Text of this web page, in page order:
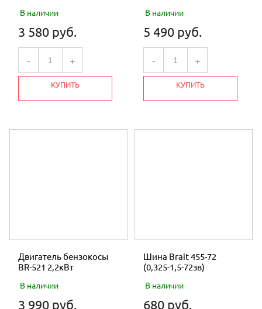
В наличии
3 580 руб.
- +
КУПИТЬ
В наличии
5 490 руб.
- +
КУПИТЬ
Двигатель бензокосы
BR-521 2,2кВт
В наличии
3 990 руб.
Шина Brait 455-72
(0,325-1,5-72зв)
В наличии
680 руб.